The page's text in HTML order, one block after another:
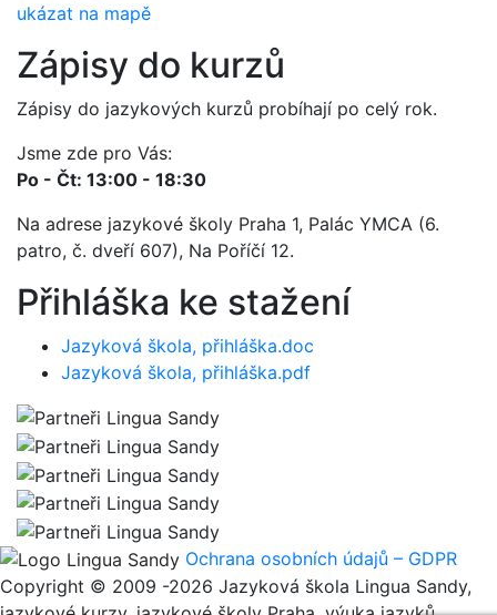
ukázat na mapě
Zápisy do kurzů
Zápisy do jazykových kurzů probíhají po celý rok.
Jsme zde pro Vás:
Po - Čt: 13:00 - 18:30
Na adrese jazykové školy Praha 1, Palác YMCA (6.
patro, č. dveří 607), Na Poříčí 12.
Přihláška ke stažení
Jazyková škola, přihláška.doc
Jazyková škola, přihláška.pdf
Ochrana osobních údajů – GDPR
Copyright © 2009 -2026 Jazyková škola Lingua Sandy,